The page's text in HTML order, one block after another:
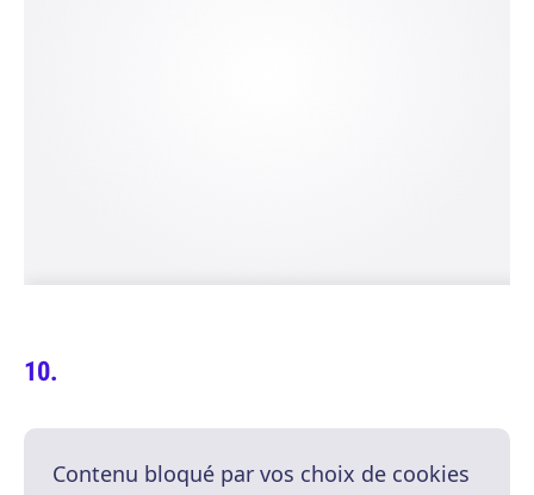
Contenu bloqué par vos choix de cookies